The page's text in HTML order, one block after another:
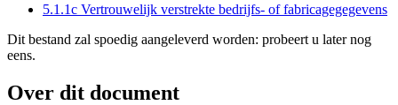
5.1.1c Vertrouwelijk verstrekte bedrijfs- of fabricagegegevens
Dit bestand zal spoedig aangeleverd worden: probeert u later nog
eens.
Over dit document